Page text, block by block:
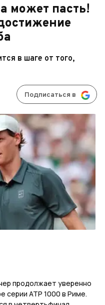
может пасть!
в шаге от того,
Подписаться в
продолжает уверенно
серии ATP 1000 в Риме.